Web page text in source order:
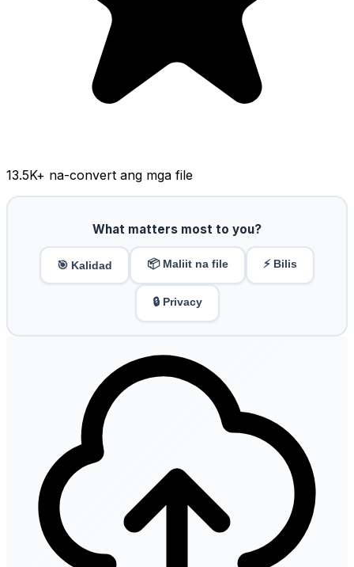
13.5K+ na-convert ang mga file
What matters most to you?
🎯 Kalidad 📦 Maliit na file ⚡ Bilis
🔒 Privacy